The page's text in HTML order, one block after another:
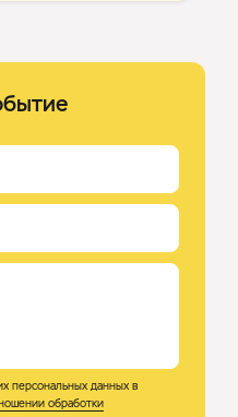
персональных данных в
обработки